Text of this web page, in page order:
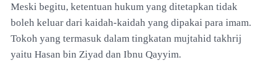
Meski begitu, ketentuan hukum yang ditetapkan tidak
boleh keluar dari kaidah-kaidah yang dipakai para imam.
Tokoh yang termasuk dalam tingkatan mujtahid takhrij
yaitu Hasan bin Ziyad dan Ibnu Qayyim.